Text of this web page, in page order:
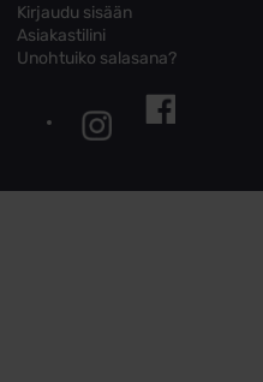
Kirjaudu sisään
Asiakastilini
Unohtuiko salasana?